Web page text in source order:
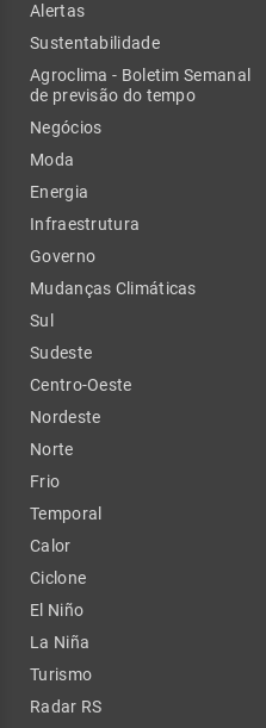
Alertas
Sustentabilidade
Agroclima - Boletim Semanal
de previsão do tempo
Negócios
Moda
Energia
Infraestrutura
Governo
Mudanças Climáticas
Sul
Sudeste
Centro-Oeste
Nordeste
Norte
Frio
Temporal
Calor
Ciclone
El Niño
La Niña
Turismo
Radar RS